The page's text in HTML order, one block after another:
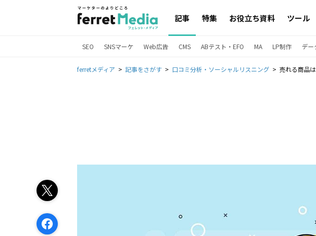
記事 特集 お役立ち資料 ツール
SEO SNSマーケ Web広告 CMS ABテスト・EFO MA LP制作 デー
ferretメディア 記事をさがす 口コミ分析・ソーシャルリスニング 売れる商品